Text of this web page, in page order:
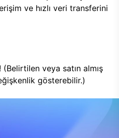
ve hızlı veri transferini
veya satın almış
gösterebilir.)